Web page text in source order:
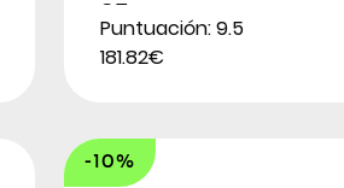
Puntuación: 9.5
181.82€
-10%